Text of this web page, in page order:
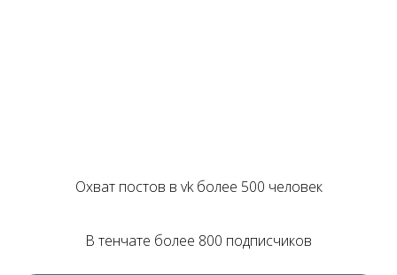
Охват постов в vk более 500 человек
В тенчате более 800 подписчиков